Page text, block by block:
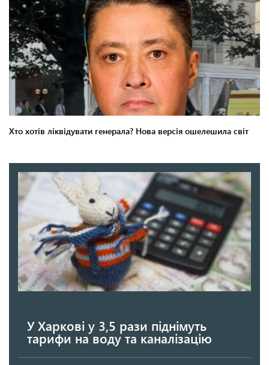
У Харкові у 3,5 рази піднімуть
тарифи на воду та каналізацію